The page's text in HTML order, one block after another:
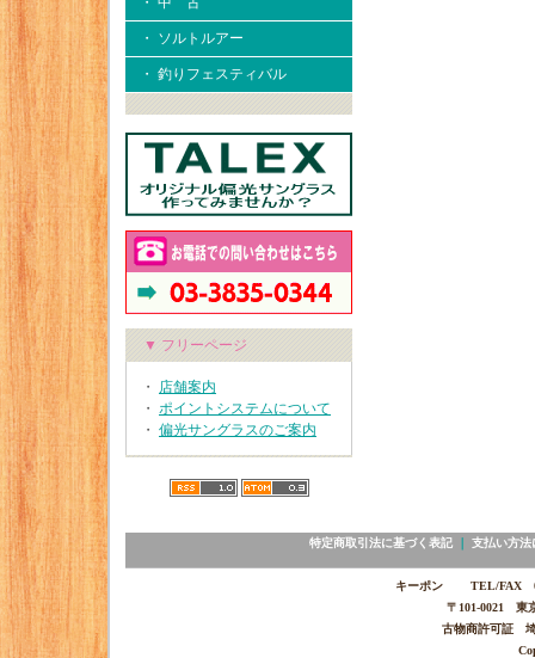
・ ソルトルアー
・ 釣りフェスティバル
▼ フリーページ
・ 店舗案内
・ ポイントシステムについて
・ 偏光サングラスのご案内
特定商取引法に基づく表記｜ 支払い方法
キーポン TEL/FAX
〒101-0021 東
古物商許可証